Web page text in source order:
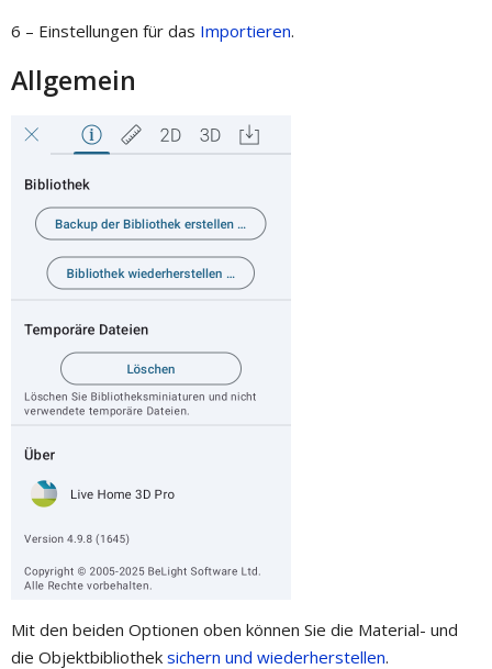
6 – Einstellungen für das Importieren.
Allgemein
Mit den beiden Optionen oben können Sie die Material- und
die Objektbibliothek sichern und wiederherstellen.